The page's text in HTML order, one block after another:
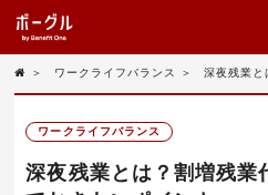
＞ ワークライフバランス ＞ 深夜残業と
ワークライフバランス
深夜残業とは？割増残業